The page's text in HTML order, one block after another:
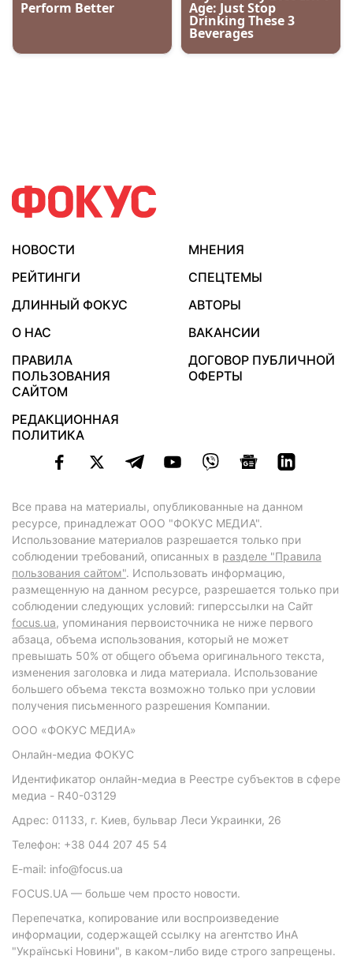
НОВОСТИ
МНЕНИЯ
РЕЙТИНГИ
СПЕЦТЕМЫ
ДЛИННЫЙ ФОКУС
АВТОРЫ
О НАС
ВАКАНСИИ
ПРАВИЛА
ПОЛЬЗОВАНИЯ
САЙТОМ
ДОГОВОР ПУБЛИЧНОЙ
ОФЕРТЫ
РЕДАКЦИОННАЯ
ПОЛИТИКА
Все права на материалы, опубликованные на данном
ресурсе, принадлежат ООО "ФОКУС МЕДИА".
Использование материалов разрешается только при
соблюдении требований, описанных в разделе "Правила
пользования сайтом". Использовать информацию,
размещенную на данном ресурсе, разрешается только при
соблюдении следующих условий: гиперссылки на Сайт
focus.ua, упоминания первоисточника не ниже первого
абзаца, объема использования, который не может
превышать 50% от общего объема оригинального текста,
изменения заголовка и лида материала. Использование
большего объема текста возможно только при условии
получения письменного разрешения Компании.
ООО «ФОКУС МЕДИА»
Онлайн-медиа ФОКУС
Идентификатор онлайн-медиа в Реестре субъектов в сфере
медиа - R40-03129
Адрес: 01133, г. Киев, бульвар Леси Украинки, 26
Телефон: +38 044 207 45 54
E-mail: info@focus.ua
FOCUS.UA — больше чем просто новости.
Перепечатка, копирование или воспроизведение
информации, содержащей ссылку на агентство ИнА
"Українські Новини", в каком-либо виде строго запрещены.